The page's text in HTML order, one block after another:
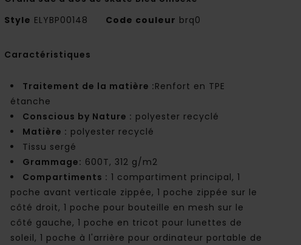
Style ELYBP00148 Code couleur brq0
Caractéristiques
Traitement de la matière :Renfort en TPE
étanche
Conscious by Nature : polyester recyclé
Matière : polyester recyclé
Tissu sergé
Grammage: 600T, 312 g/m2
Compartiments : 1 compartiment principal, 1
poche avant verticale zippée, 1 poche zippée sur le
côté droit, 1 poche pour bouteille en mesh sur le
côté gauche, 1 poche en tricot pour lunettes de
soleil, 1 poche à l'arrière pour ordinateur portable de